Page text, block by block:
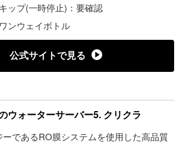
ップ(一時停止)：要確認
ンウェイボトル
公式サイトで見る
ウォーターサーバー5. クリクラ
であるRO膜システムを使用した高品質